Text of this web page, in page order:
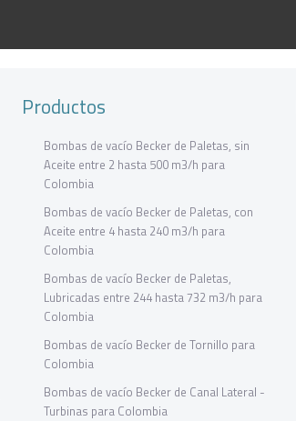
Productos
Bombas de vacío Becker de Paletas, sin
Aceite entre 2 hasta 500 m3/h para
Colombia
Bombas de vacío Becker de Paletas, con
Aceite entre 4 hasta 240 m3/h para
Colombia
Bombas de vacío Becker de Paletas,
Lubricadas entre 244 hasta 732 m3/h para
Colombia
Bombas de vacío Becker de Tornillo para
Colombia
Bombas de vacío Becker de Canal Lateral -
Turbinas para Colombia